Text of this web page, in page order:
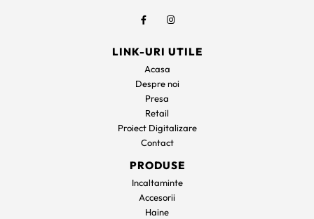
LINK-URI UTILE
Acasa
Despre noi
Presa
Retail
Proiect Digitalizare
Contact
PRODUSE
Incaltaminte
Accesorii
Haine